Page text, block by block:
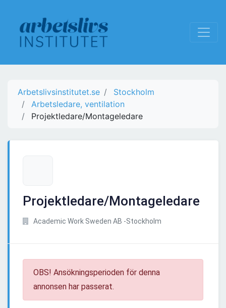
Arbetslivsinstitutet.se
Stockholm
Arbetsledare, ventilation
Projektledare/Montageledare
Projektledare/Montageledare
Academic Work Sweden AB -Stockholm
OBS! Ansökningsperioden för denna
annonsen har passerat.